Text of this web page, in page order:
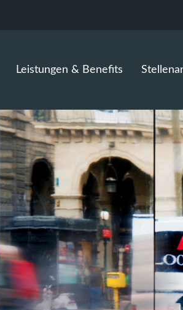
Leistungen & Benefits